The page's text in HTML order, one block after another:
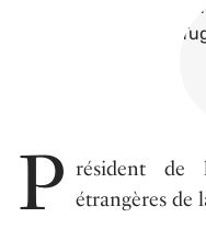
P résident de
étrangères de